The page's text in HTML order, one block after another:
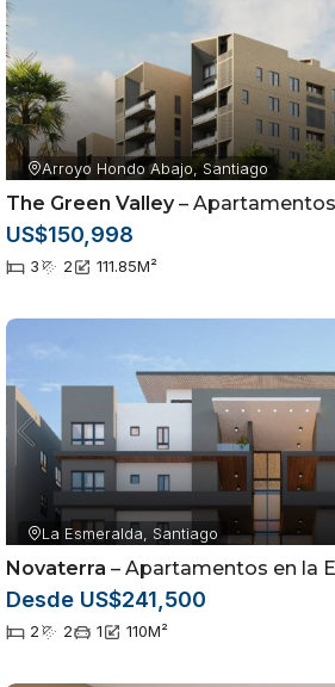
Arroyo Hondo Abajo, Santiago
The Green Valley– Apartamentos ubicados en Arroyo
US$150,998
3 2 111.85M²
La Esmeralda, Santiago
Novaterra – Apartamentos en la
Desde US$241,500
2 2 1 110M²